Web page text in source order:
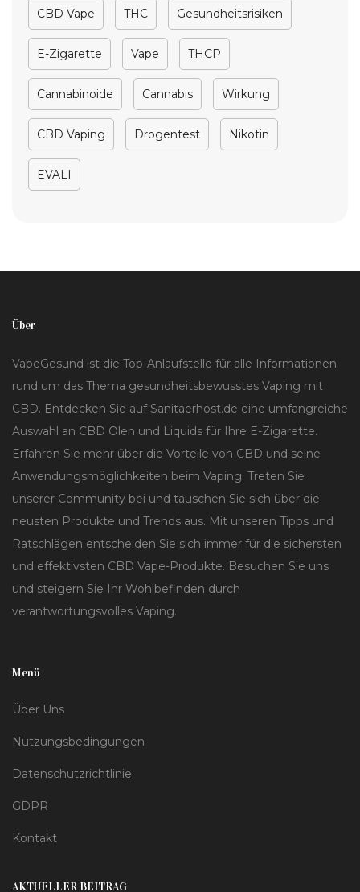
CBD Vape THC Gesundheitsrisiken
E-Zigarette Vape THCP
Cannabinoide Cannabis Wirkung
CBD Vaping Drogentest Nikotin
EVALI
Über
VapeGesund ist die Top-Anlaufstelle für alle Informationen
rund um das Thema gesundheitsbewusstes Vaping mit
CBD. Entdecken Sie auf Sanitaerhost.de eine umfangreiche
Auswahl an CBD Ölen und Liquids für Ihre E-Zigarette.
Erfahren Sie mehr über die Vorteile von CBD und seine
Anwendungsmöglichkeiten beim Vaping. Treten Sie
unserer Community bei und tauschen Sie sich über die
neusten Produkte und Trends aus. Mit unseren Tipps und
Ratschlägen entscheiden Sie sich immer für die sichersten
und effektivsten CBD Vape-Produkte. Besuchen Sie uns
und steigern Sie Ihr Wohlbefinden durch
verantwortungsvolles Vaping.
Menü
Über Uns
Nutzungsbedingungen
Datenschutzrichtlinie
GDPR
Kontakt
AKTUELLER BEITRAG